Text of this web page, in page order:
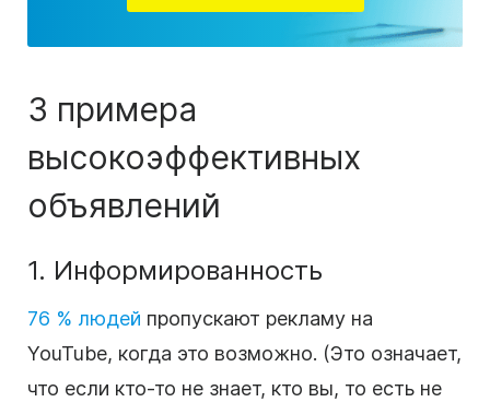
3 примера
высокоэффективных
объявлений
1. Информированность
76 % людей пропускают рекламу на
YouTube, когда это возможно. (Это означает,
что если кто-то не знает, кто вы, то есть не